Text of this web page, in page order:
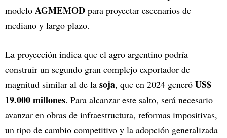
modelo AGMEMOD para proyectar escenarios de
mediano y largo plazo.
La proyección indica que el agro argentino podría
construir un segundo gran complejo exportador de
magnitud similar al de la soja, que en 2024 generó US$
19.000 millones. Para alcanzar este salto, será necesario
avanzar en obras de infraestructura, reformas impositivas,
un tipo de cambio competitivo y la adopción generalizada